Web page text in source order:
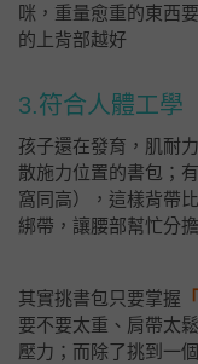
咪，重量愈重的東西
的上背部越好
3.符合人體工學
孩子還在發育，肌耐
散施力位置的書包；
窩同高），這樣背帶
綁帶，讓腰部幫忙分
其實挑書包只要掌握
要不要太重、肩帶太
壓力；而除了挑到一